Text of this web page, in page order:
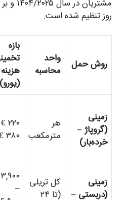
روز تنظیم شده است.
روش حمل
واحد
محاسبه
بازه
هزینه
(یورو)
زمینی
(گروپاژ –
خرده‌بار)
هر
مترمکعب
۳۸۰ €
زمینی
(دربستی –
کل تریلی
(تا ۲۴
–